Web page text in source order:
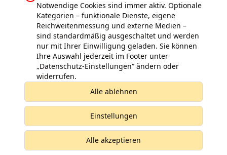
Weitere Kick-Point Schulen in Deutschland
HamburgWiesbaden Bad VilbelFrankfurt am MainGernsheim
Gross-Gerau Kelkheim MainzBad HomburgEgelsbach
Eddersheim
Die Familienkampfkunstschule!
ImpressumDatenschutzKI-TransparenzKündigung
LLMs.txt (Info für KI)
Cookie-Einstellungen
Notwendige Cookies sind immer aktiv. Optionale
Kategorien – funktionale Dienste, eigene
Reichweitenmessung und externe Medien –
sind standardmäßig ausgeschaltet und werden
nur mit Ihrer Einwilligung geladen. Sie können
Ihre Auswahl jederzeit im Footer unter
„Datenschutz-Einstellungen“ ändern oder
widerrufen.
Alle ablehnen
Einstellungen
Alle akzeptieren